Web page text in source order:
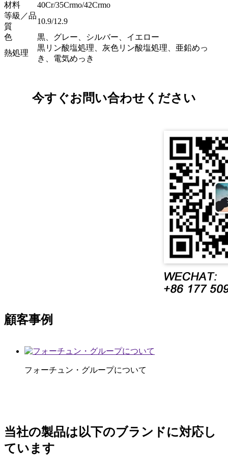
材料
40Cr/35Crmo/42Crmo
等級／品
質
10.9/12.9
色
黒、グレー、シルバー、イエロー
熱処理
黒リン酸塩処理、灰色リン酸塩処理、亜鉛めっ
き、電気めっき
今すぐお問い合わせください
顧客事例
フォーチュン・グループについて
当社の製品は以下のブランドに対応し
ています